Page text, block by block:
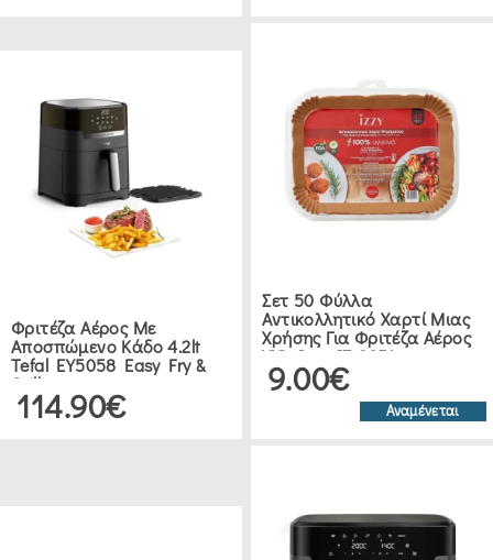
Φριτέζα Αέρος Με
Αποσπώμενο Κάδο 4.2lt
Tefal EY5058 Easy Fry &
Grill
114.90€
Σετ 50 Φύλλα
Αντικολλητικό Χαρτί Μιας
Χρήσης Για Φριτέζα Αέρος
XXL Izzy IZ-8251
9.00€
Αναμένεται